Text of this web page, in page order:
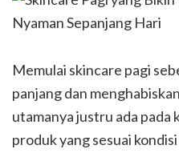
Memulai skincare pagi
panjang dan
utamanya justru ada pada
produk yang sesuai